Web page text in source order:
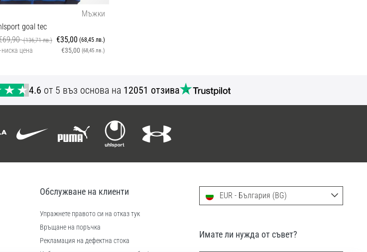
Мъжки
goal tec
(136,71 лв.) €35,00 (68,45 лв.)
цена €35,00 (68,45 лв.)
4.6 от 5 въз основа на 12051 отзива
Обслужване на клиенти
Упражнете правото си на отказ тук
Връщане на поръчка
Рекламация на дефектна стока
EUR - България (BG)
Имате ли нужда от съвет?